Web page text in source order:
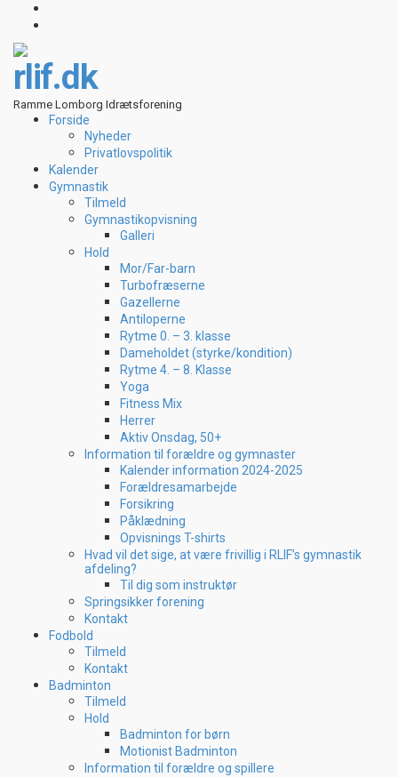
rlif.dk
Ramme Lomborg Idrætsforening
Forside
Nyheder
Privatlovspolitik
Kalender
Gymnastik
Tilmeld
Gymnastikopvisning
Galleri
Hold
Mor/Far-barn
Turbofræserne
Gazellerne
Antiloperne
Rytme 0. – 3. klasse
Dameholdet (styrke/kondition)
Rytme 4. – 8. Klasse
Yoga
Fitness Mix
Herrer
Aktiv Onsdag, 50+
Information til forældre og gymnaster
Kalender information 2024-2025
Forældresamarbejde
Forsikring
Påklædning
Opvisnings T-shirts
Hvad vil det sige, at være frivillig i RLIF’s gymnastik
afdeling?
Til dig som instruktør
Springsikker forening
Kontakt
Fodbold
Tilmeld
Kontakt
Badminton
Tilmeld
Hold
Badminton for børn
Motionist Badminton
Information til forældre og spillere